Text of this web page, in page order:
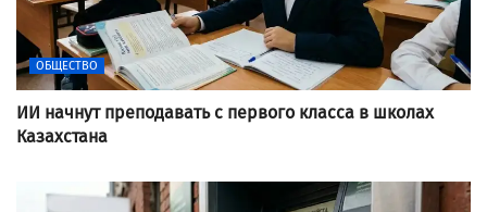
ОБЩЕСТВО
ИИ начнут преподавать с первого класса в школах
Казахстана